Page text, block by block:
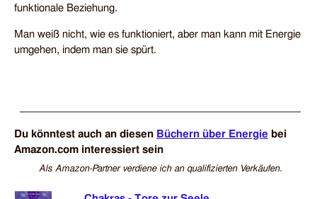
funktionale Beziehung.
Man weiß nicht, wie es funktioniert, aber man kann mit Energie
umgehen, indem man sie spürt.
Du könntest auch an diesen Büchern über Energie bei
Amazon.com interessiert sein
Als Amazon-Partner verdiene ich an qualifizierten Verkäufen.